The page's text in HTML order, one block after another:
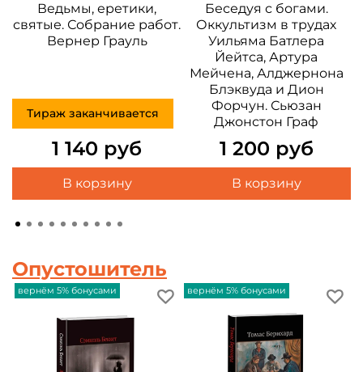
Ведьмы, еретики,
святые. Собрание работ.
Вернер Грауль
Тираж заканчивается
1 140 руб
В корзину
Беседуя с богами.
Оккультизм в трудах
Уильяма Батлера
Йейтса, Артура
Мейчена, Алджернона
Блэквуда и Дион
Форчун. Сьюзан
Джонстон Граф
1 200 руб
В корзину
Опустошитель
вернём 5% бонусами вернём 5% бонусами